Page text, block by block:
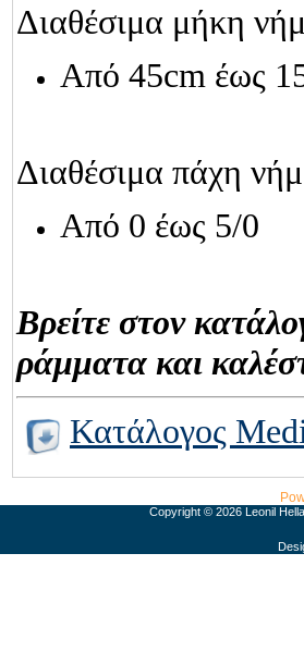
Διαθέσιμα μήκη
Από 45cm έως
Διαθέσιμα πάχη
Από 0 έως 5/0
Βρείτε στον
ράμματα και
Κατάλογος
Copyright © 2026 Leonil